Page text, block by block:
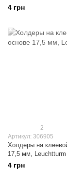
4 грн
2
Артикул: 306905
Холдеры на
17,5 мм, Leuchtturm
4 грн